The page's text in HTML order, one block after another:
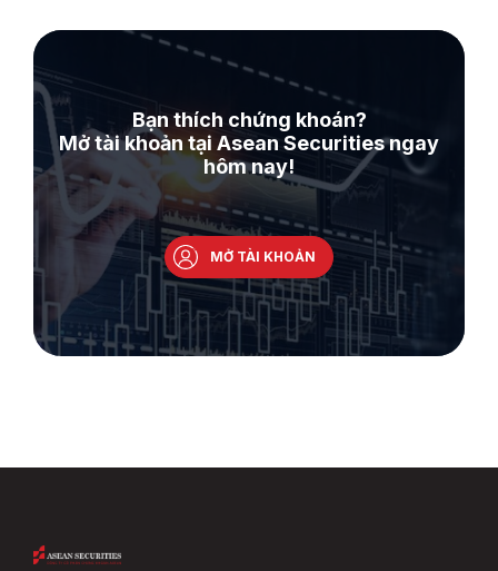
Bạn thích chứng khoán?
Mở tài khoản tại Asean Securities ngay
hôm nay!
MỞ TÀI KHOẢN